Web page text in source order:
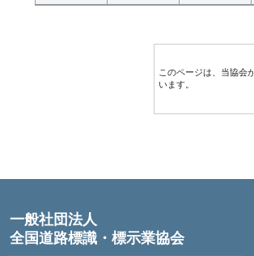
このページは、当協会
います。
一般社団法人
全国道路標識・標示業協会